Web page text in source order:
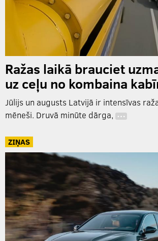
Ražas laikā brauciet
uz ceļu no kombaina
Jūlijs un augusts Latvijā ir intensīvas
mēneši. Druvā minūte dārga, …
ZIŅAS